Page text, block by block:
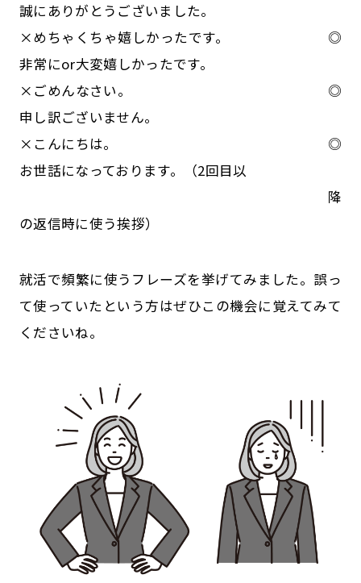
誠にありがとうございました。
×めちゃくちゃ嬉しかったです。 ◎
非常にor大変嬉しかったです。
×ごめんなさい。 ◎
申し訳ございません。
×こんにちは。 ◎
お世話になっております。（2回目以
降
の返信時に使う挨拶）
就活で頻繁に使うフレーズを挙げてみました。誤っ
て使っていたという方はぜひこの機会に覚えてみて
くださいね。